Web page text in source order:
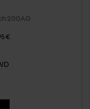
200AG
€